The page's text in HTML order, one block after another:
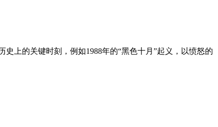
上的关键时刻，例如1988年的“黑色十月”起义，以愤怒的